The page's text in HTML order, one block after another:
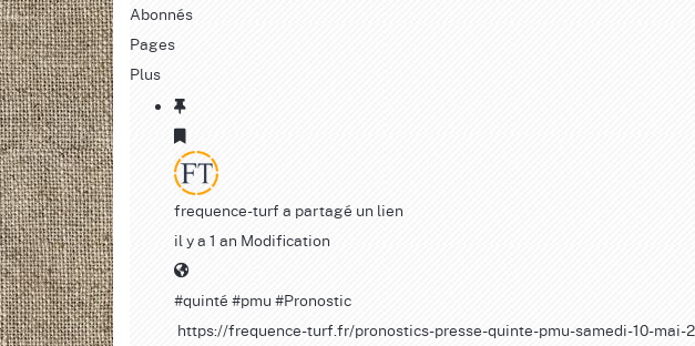
Abonnés
Pages
Plus
frequence-turfa partagé un lien
il y a 1 an Modification
#quinte #pmu #Pronostic
https://frequence-turf.fr/pronostics-presse-quinte-pmu-samedi-10-mai-